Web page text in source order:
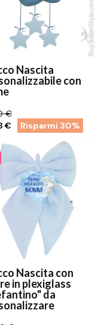
Nascita
con
€
€
Risparmi 30%
Nascita con
in plexiglass
da